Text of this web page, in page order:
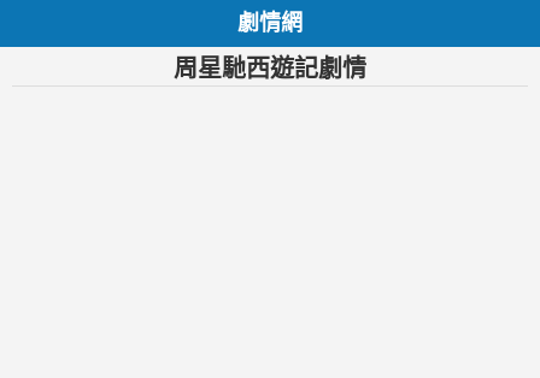
劇情網
周星馳西遊記劇情